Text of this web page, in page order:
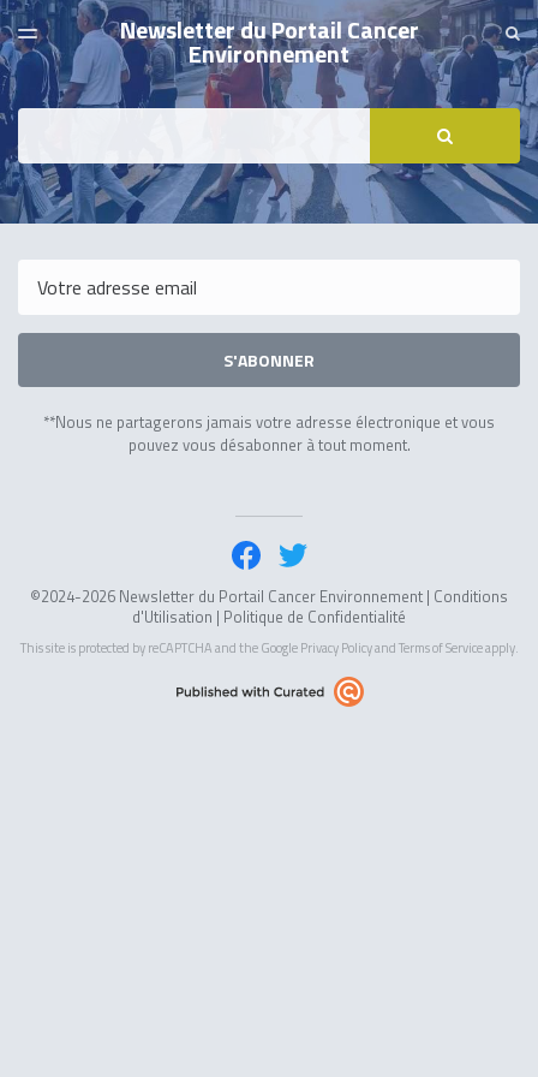
DERNIER NUMÉRO
ARCHIVES
Newsletter du Portail Cancer
Environnement
TOGGLE
MENU
Search
S'ABONNER
**Nous ne partagerons jamais votre adresse électronique et vous
pouvez vous désabonner à tout moment.
©2024-2026 Newsletter du Portail Cancer Environnement | Conditions
d'Utilisation | Politique de Confidentialité
This site is protected by reCAPTCHA and the GooglePrivacy PolicyandTerms of Serviceapply.